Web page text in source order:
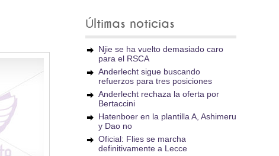
Últimas noticias
Njie se ha vuelto demasiado caro
para el RSCA
Anderlecht sigue buscando
refuerzos para tres posiciones
Anderlecht rechaza la oferta por
Bertaccini
Hatenboer en la plantilla A, Ashimeru
y Dao no
Oficial: Flies se marcha
definitivamente a Lecce